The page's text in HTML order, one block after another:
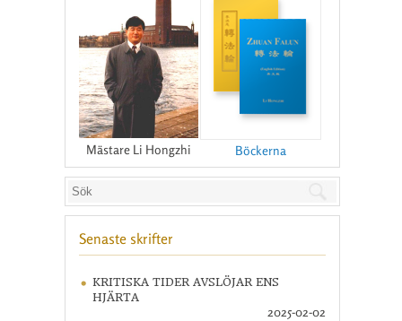
Mästare Li Hongzhi Böckerna
Senaste skrifter
KRITISKA TIDER AVSLÖJAR ENS
HJÄRTA
2025-02-02